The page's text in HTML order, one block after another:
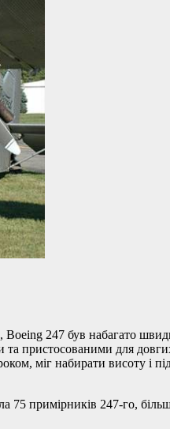
247 був набагато
та пристосованими для
міг набирати висоту і
75 примірників 247-го,